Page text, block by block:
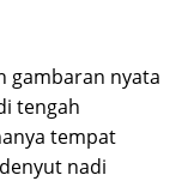
gambaran nyata
tengah
tempat
nadi